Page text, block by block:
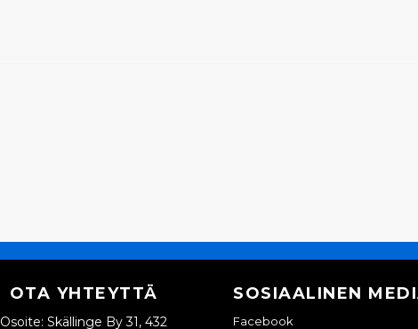
OTA YHTEYTTÄ
Osoite: Skällinge By 31, 432
SOSIAALINEN
Facebook